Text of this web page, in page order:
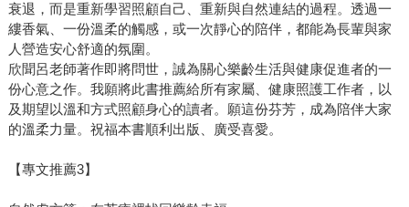
衰退，而是重新學習照顧自己、重新與自然連結的過程。透過一
縷香氣、一份溫柔的觸感，或一次靜心的陪伴，都能為長輩與家
人營造安心舒適的氛圍。
欣聞呂老師著作即將問世，誠為關心樂齡生活與健康促進者的一
份心意之作。我願將此書推薦給所有家屬、健康照護工作者，以
及期望以溫和方式照顧身心的讀者。願這份芬芳，成為陪伴大家
的溫柔力量。祝福本書順利出版、廣受喜愛。
【專文推薦3】